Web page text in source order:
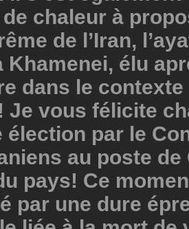
de chaleur à
de l’Iran,
Khamenei, élu
dans le
Je vous félicite
élection par le
au poste de
pays! Ce
par une dure